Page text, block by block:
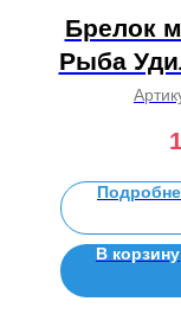
Брелок
Рыба
В корзину